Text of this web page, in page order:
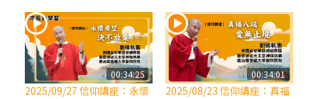
降生成人與人同在＝「厄瑪努爾」
(7)黃敏正主教帶你做【將臨期避靜】—耶穌
降生人間，需要人的「接納」
00:34:25
2025/09/27 信仰講座：永懷
00:34:01
2025/08/23 信仰講座：真福